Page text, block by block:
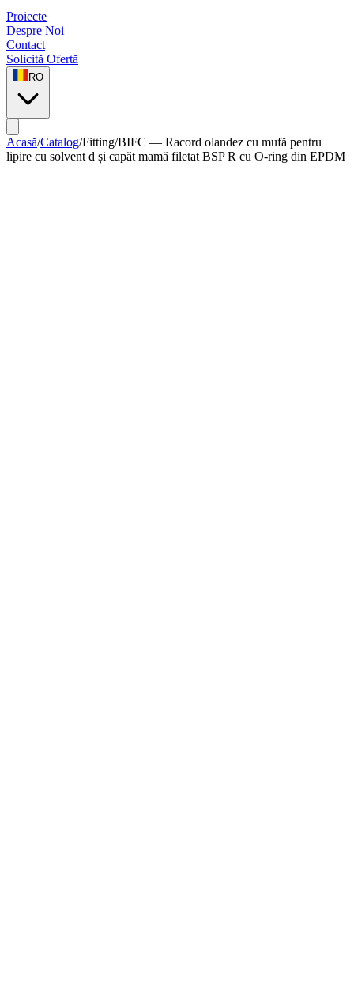
Proiecte
Despre Noi
Contact
Solicită Ofertă
RO
Acasă/Catalog/Fitting/BIFC — Racord olandez cu mufă pentru
lipire cu solvent d și capăt mamă filetat BSP R cu O-ring din EPDM